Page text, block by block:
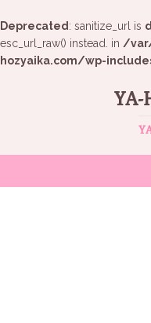
Deprecated : sanitize_url is
esc_url_raw() instead. in /
hozyaika.com/wp-
YA-